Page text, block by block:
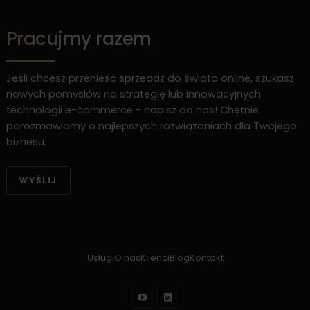
Pracujmy razem
Jeśli chcesz przenieść sprzedaż do świata online, szukasz
nowych pomysłów na strategię lub innowacyjnych
technologii e-commerce - napisz do nas! Chętnie
porozmawiamy o najlepszych rozwiązaniach dla Twojego
biznesu.
WYŚLIJ
UsługiO nasKlienciBlogKontakt